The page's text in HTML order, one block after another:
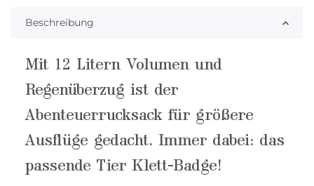
Beschreibung
Mit 12 Litern Volumen und
Regenüberzug ist der
Abenteuerrucksack für größere
Ausflüge gedacht. Immer dabei: das
passende Tier Klett-Badge!